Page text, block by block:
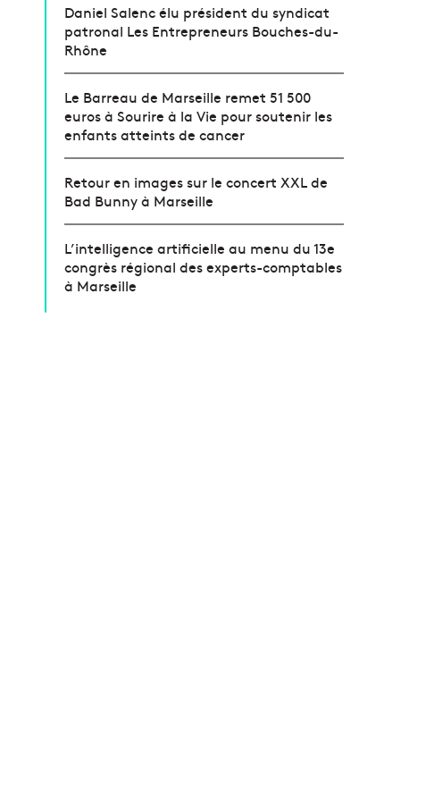
Daniel Salenc élu président du syndicat
patronal Les Entrepreneurs Bouches-du-
Rhône
Le Barreau de Marseille remet 51 500
euros à Sourire à la Vie pour soutenir les
enfants atteints de cancer
Retour en images sur le concert XXL de
Bad Bunny à Marseille
L’intelligence artificielle au menu du 13e
congrès régional des experts-comptables
à Marseille